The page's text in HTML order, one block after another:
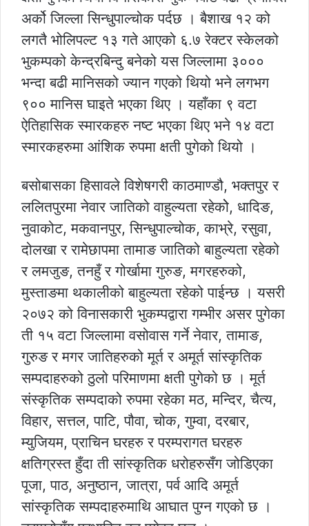
अर्को जिल्ला सिन्धुपाल्चोक पर्दछ । बैशाख १२ को
लगतै भोलिपल्ट १३ गते आएको ६.७ रेक्टर स्केलको
भुकम्पको केन्द्रबिन्दु बनेको यस जिल्लामा ३०००
भन्दा बढी मानिसको ज्यान गएको थियो भने लगभग
९०० मानिस घाइते भएका थिए । यहाँका ९ वटा
ऐतिहासिक स्मारकहरु नष्ट भएका थिए भने १४ वटा
स्मारकहरुमा आंशिक रुपमा क्षती पुगेको थियो ।
बसोबासका हिसावले विशेषगरी काठमाण्डौ, भक्तपुर र
ललितपुरमा नेवार जातिको वाहुल्यता रहेकोे, धादिङ,
नुवाकोट, मकवानपुर, सिन्धुपाल्चोक, काभ्रे, रसुवा,
दोलखा र रामेछापमा तामाङ जातिको बाहुल्यता रहेको
र लमजुङ, तनहुँ र गोर्खामा गुरुङ, मगरहरुको,
मुस्ताङमा थकालीको बाहुल्यता रहेको पाईन्छ । यसरी
२०७२ को विनासकारी भुकम्पद्वारा गम्भीर असर पुगेका
ती १५ वटा जिल्लामा वसोवास गर्ने नेवार, तामाङ,
गुरुङ र मगर जातिहरुको मूर्त र अमूर्त सांस्कृतिक
सम्पदाहरुको ठुलो परिमाणमा क्षती पुगेको छ । मूर्त
संस्कृतिक सम्पदाको रुपमा रहेका मठ, मन्दिर, चैत्य,
विहार, सत्तल, पाटि, पौवा, चोक, गुम्वा, दरबार,
म्युजियम, प्राचिन घरहरु र परम्परागत घरहरु
क्षतिग्रस्त हुँदा ती सांस्कृतिक धरोहरुसँग जोडिएका
पूजा, पाठ, अनुष्ठान, जात्रा, पर्व आदि अमूर्त
सांस्कृतिक सम्पदाहरुमाथि आघात पुग्न गएको छ ।